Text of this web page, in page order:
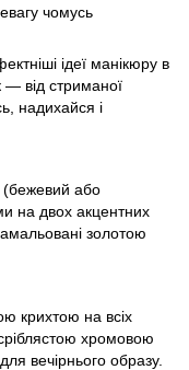
чомусь
ідеї манікюру в
— від стриманої
надихайся і
(бежевий або
на двох акцентних
золотою
крихтою на всіх
хромовою
вечірнього образу.